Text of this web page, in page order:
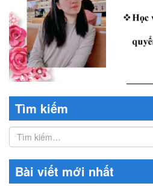
Tìm kiếm
Bài viết mới nhất